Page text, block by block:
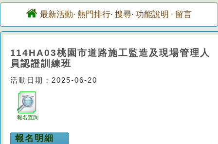
最新活動· 熱門排行· 搜尋· 功能說明 · 留言
114HA03桃園市道路施工監造及現場管理人
員認證訓練班
活動日期：2025-06-20
報名查詢
報名明細